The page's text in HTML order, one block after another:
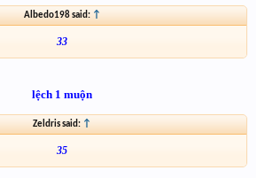
Albedo198 said: ↑
33
lệch 1 muộn
Zeldris said: ↑
35